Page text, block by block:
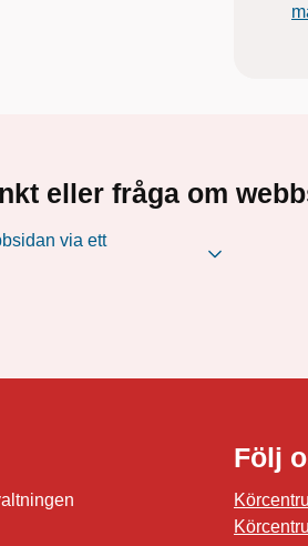
eller fråga om
via ett
Följ